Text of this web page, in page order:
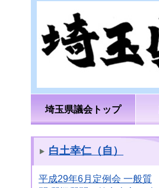
埼玉県議会トップ
白土幸仁（自）
平成29年6月定例会 一般質